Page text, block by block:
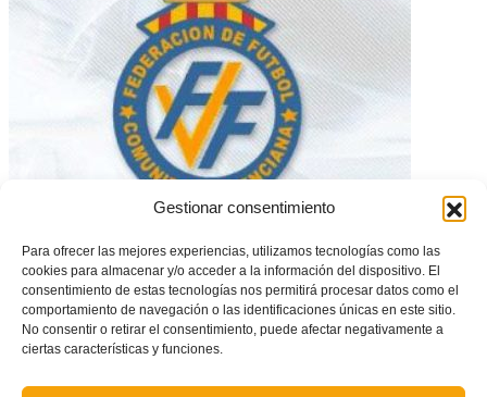
Gestionar consentimiento
Para ofrecer las mejores experiencias, utilizamos tecnologías como las
cookies para almacenar y/o acceder a la información del dispositivo. El
consentimiento de estas tecnologías nos permitirá procesar datos como el
comportamiento de navegación o las identificaciones únicas en este sitio.
No consentir o retirar el consentimiento, puede afectar negativamente a
ciertas características y funciones.
Disponible el calendario de Primera Cadete e Infantil